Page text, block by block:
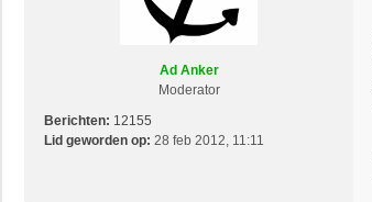
Ad Anker
Moderator
Berichten: 12155
Lid geworden op: 28 feb 2012, 11:11